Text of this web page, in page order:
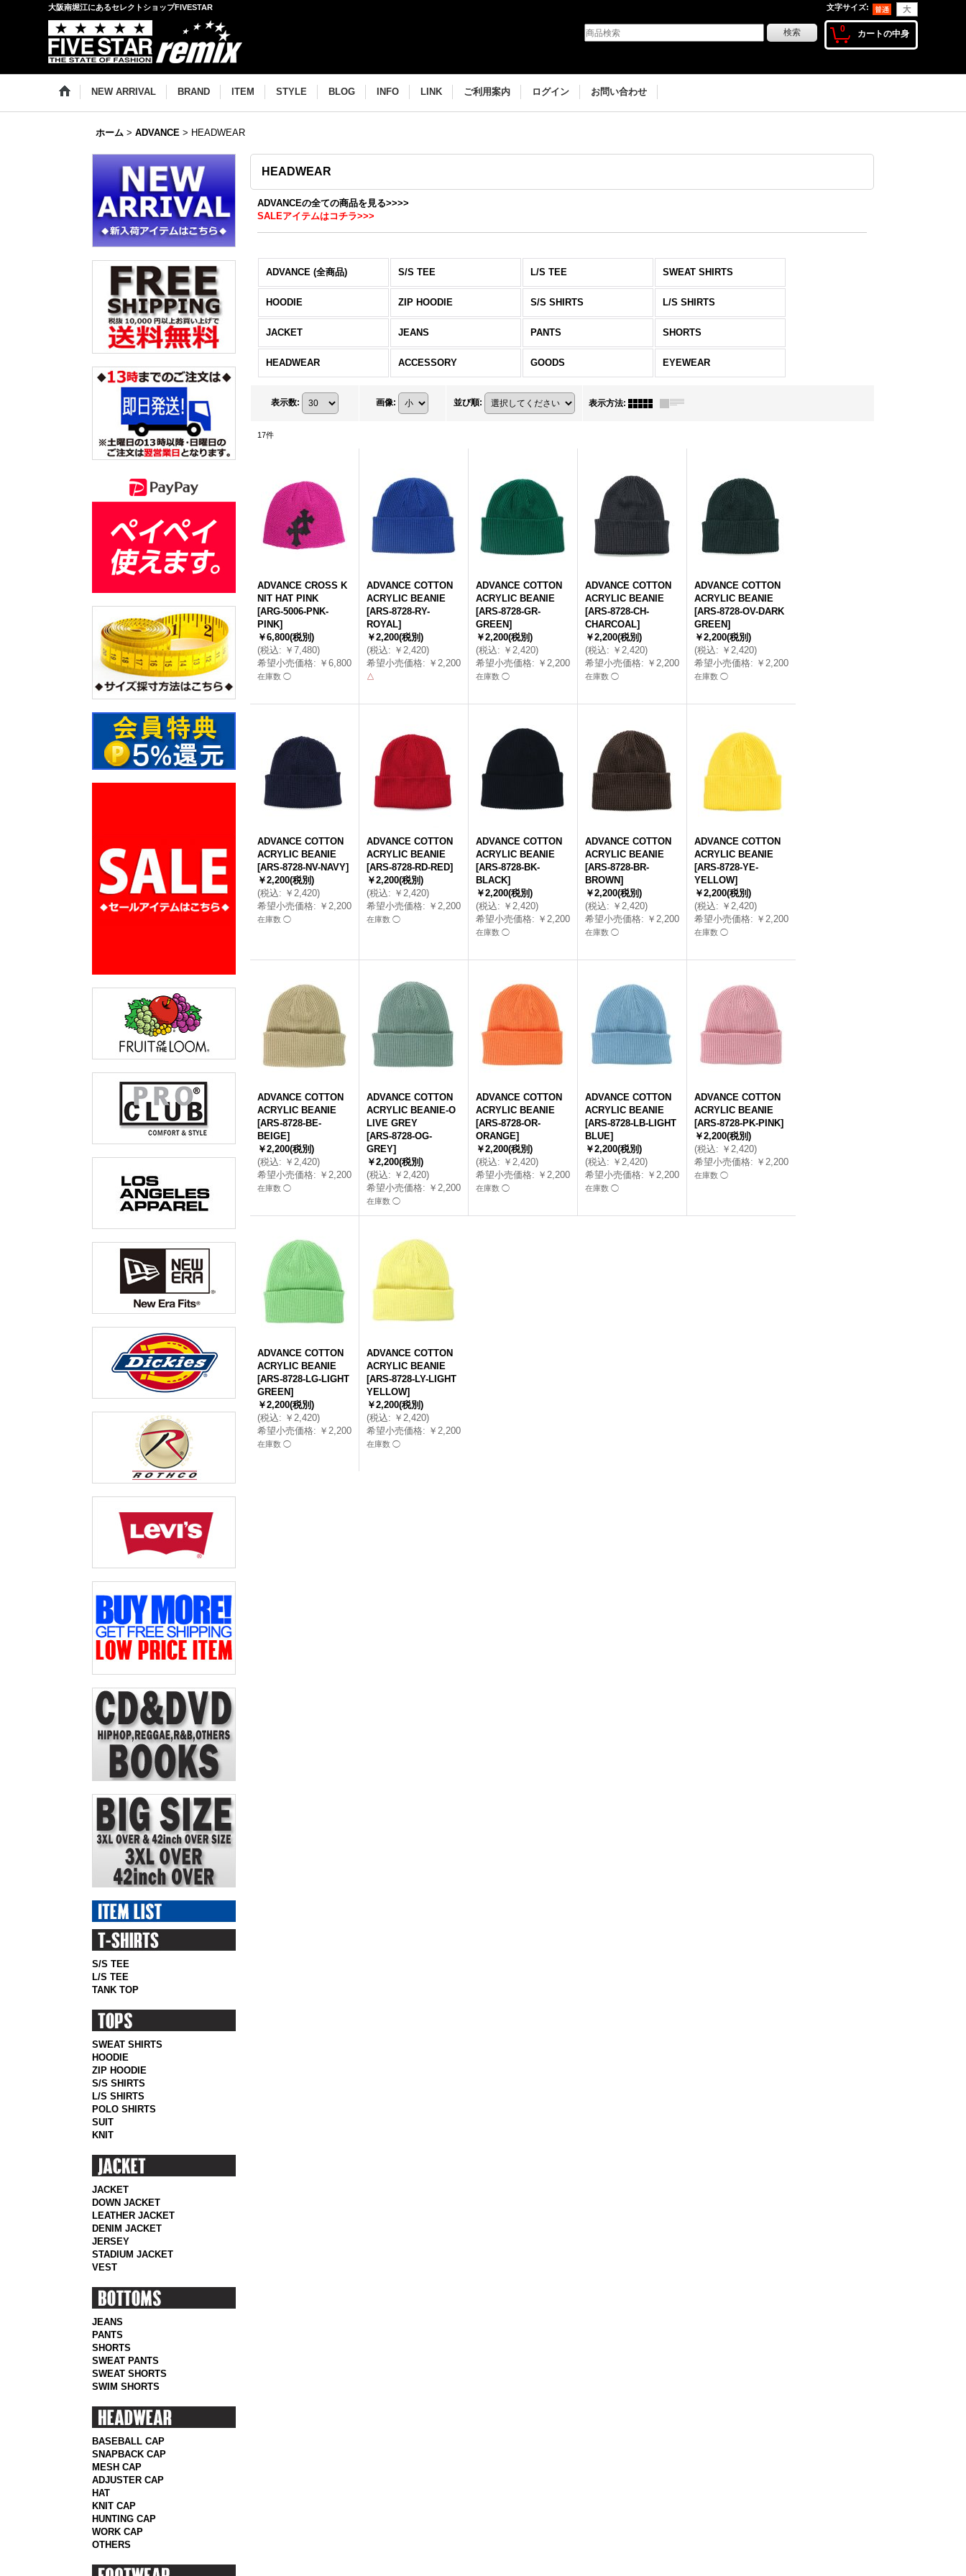
大阪南堀江にあるセレクトショップFIVESTAR 文字サイズ:
0 カートの中身
NEW ARRIVAL BRAND ITEM STYLE BLOG INFO LINK ご利用案内 ログイン お問い合わせ
ホーム > ADVANCE > HEADWEAR
S/S TEE
L/S TEE
TANK TOP
SWEAT SHIRTS
HOODIE
ZIP HOODIE
S/S SHIRTS
L/S SHIRTS
POLO SHIRTS
SUIT
KNIT
JACKET
DOWN JACKET
LEATHER JACKET
DENIM JACKET
JERSEY
STADIUM JACKET
VEST
JEANS
PANTS
SHORTS
SWEAT PANTS
SWEAT SHORTS
SWIM SHORTS
BASEBALL CAP
SNAPBACK CAP
MESH CAP
ADJUSTER CAP
HAT
KNIT CAP
HUNTING CAP
WORK CAP
OTHERS
HEADWEAR
ADVANCEの全ての商品を見る>>>>
SALEアイテムはコチラ>>>
ADVANCE (全商品) S/S TEE L/S TEE SWEAT SHIRTS
HOODIE ZIP HOODIE S/S SHIRTS L/S SHIRTS
JACKET JEANS PANTS SHORTS
HEADWEAR ACCESSORY GOODS EYEWEAR
表示数: 画像: 並び順: 表示方法:
17件
ADVANCE CROSS K
NIT HAT PINK
[ARG-5006-PNK-
PINK]
￥6,800(税別)
(税込: ￥7,480)
希望小売価格: ￥6,800
在庫数 ◯
ADVANCE COTTON
ACRYLIC BEANIE
[ARS-8728-RY-
ROYAL]
￥2,200(税別)
(税込: ￥2,420)
希望小売価格: ￥2,200
△
ADVANCE COTTON
ACRYLIC BEANIE
[ARS-8728-GR-
GREEN]
￥2,200(税別)
(税込: ￥2,420)
希望小売価格: ￥2,200
在庫数 ◯
ADVANCE COTTON
ACRYLIC BEANIE
[ARS-8728-CH-
CHARCOAL]
￥2,200(税別)
(税込: ￥2,420)
希望小売価格: ￥2,200
在庫数 ◯
ADVANCE COTTON
ACRYLIC BEANIE
[ARS-8728-OV-DARK
GREEN]
￥2,200(税別)
(税込: ￥2,420)
希望小売価格: ￥2,200
在庫数 ◯
ADVANCE COTTON
ACRYLIC BEANIE
[ARS-8728-NV-NAVY]
￥2,200(税別)
(税込: ￥2,420)
希望小売価格: ￥2,200
在庫数 ◯
ADVANCE COTTON
ACRYLIC BEANIE
[ARS-8728-RD-RED]
￥2,200(税別)
(税込: ￥2,420)
希望小売価格: ￥2,200
在庫数 ◯
ADVANCE COTTON
ACRYLIC BEANIE
[ARS-8728-BK-
BLACK]
￥2,200(税別)
(税込: ￥2,420)
希望小売価格: ￥2,200
在庫数 ◯
ADVANCE COTTON
ACRYLIC BEANIE
[ARS-8728-BR-
BROWN]
￥2,200(税別)
(税込: ￥2,420)
希望小売価格: ￥2,200
在庫数 ◯
ADVANCE COTTON
ACRYLIC BEANIE
[ARS-8728-YE-
YELLOW]
￥2,200(税別)
(税込: ￥2,420)
希望小売価格: ￥2,200
在庫数 ◯
ADVANCE COTTON
ACRYLIC BEANIE
[ARS-8728-BE-
BEIGE]
￥2,200(税別)
(税込: ￥2,420)
希望小売価格: ￥2,200
在庫数 ◯
ADVANCE COTTON
ACRYLIC BEANIE-O
LIVE GREY
[ARS-8728-OG-
GREY]
￥2,200(税別)
(税込: ￥2,420)
希望小売価格: ￥2,200
在庫数 ◯
ADVANCE COTTON
ACRYLIC BEANIE
[ARS-8728-OR-
ORANGE]
￥2,200(税別)
(税込: ￥2,420)
希望小売価格: ￥2,200
在庫数 ◯
ADVANCE COTTON
ACRYLIC BEANIE
[ARS-8728-LB-LIGHT
BLUE]
￥2,200(税別)
(税込: ￥2,420)
希望小売価格: ￥2,200
在庫数 ◯
ADVANCE COTTON
ACRYLIC BEANIE
[ARS-8728-PK-PINK]
￥2,200(税別)
(税込: ￥2,420)
希望小売価格: ￥2,200
在庫数 ◯
ADVANCE COTTON
ACRYLIC BEANIE
[ARS-8728-LG-LIGHT
GREEN]
￥2,200(税別)
(税込: ￥2,420)
希望小売価格: ￥2,200
在庫数 ◯
ADVANCE COTTON
ACRYLIC BEANIE
[ARS-8728-LY-LIGHT
YELLOW]
￥2,200(税別)
(税込: ￥2,420)
希望小売価格: ￥2,200
在庫数 ◯